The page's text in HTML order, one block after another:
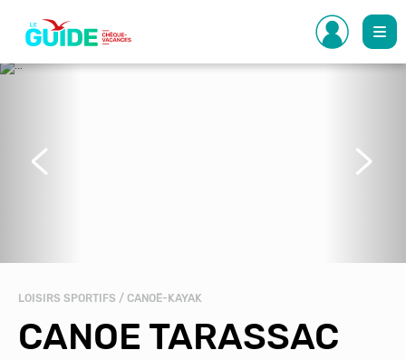
contenu
principal
LOISIRS SPORTIFS / CANOË-KAYAK
CANOE TARASSAC
Précédent Suivant